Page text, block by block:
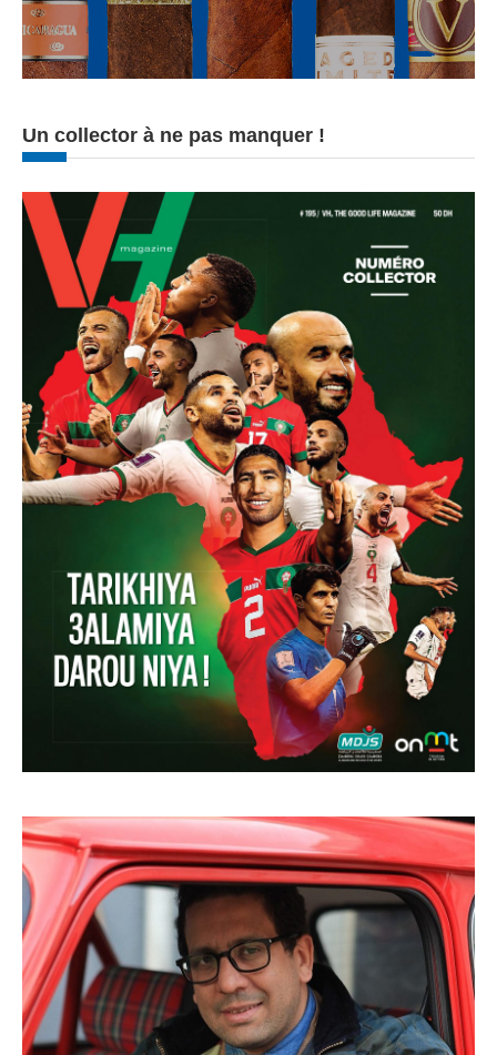
Un collector à ne pas manquer !